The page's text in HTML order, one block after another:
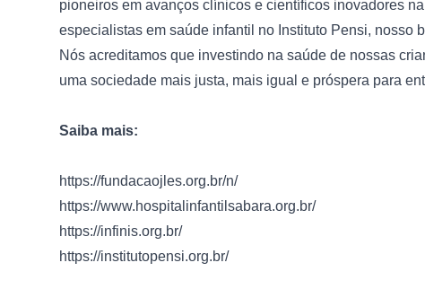
pioneiros em avanços clínicos e científicos inovadores
especialistas em saúde infantil no Instituto Pensi, nosso
Nós acreditamos que investindo na saúde de nossas
uma sociedade mais justa, mais igual e próspera para
Saiba mais:
https://fundacaojles.org.br/n/
https://www.hospitalinfantilsabara.org.br/
https://infinis.org.br/
https://institutopensi.org.br/